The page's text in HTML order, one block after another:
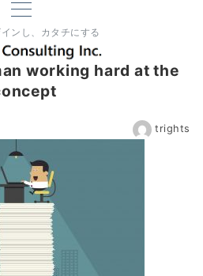
ンし、カタチにする
working hard at the
trights